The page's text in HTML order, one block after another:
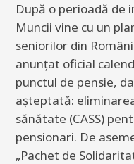
După o perioadă de
Muncii vine cu un
seniorilor din
anunțat oficial
punctul de pensie,
așteptată:
sănătate (CASS)
pensionari. De
„Pachet de